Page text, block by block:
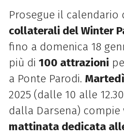
Prosegue il calendario
collaterali del Winter
fino a domenica 18
più di 100 attrazioni
a Ponte Parodi.
2025 (dalle 10 alle
dalla Darsena) compie
mattinata dedicata